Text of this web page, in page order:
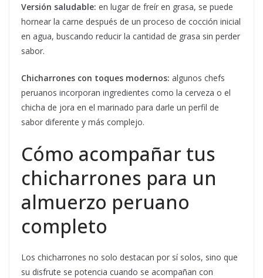
Versión saludable: en lugar de freír en grasa, se puede
hornear la carne después de un proceso de cocción inicial
en agua, buscando reducir la cantidad de grasa sin perder
sabor.
Chicharrones con toques modernos: algunos chefs
peruanos incorporan ingredientes como la cerveza o el
chicha de jora en el marinado para darle un perfil de
sabor diferente y más complejo.
Cómo acompañar tus
chicharrones para un
almuerzo peruano
completo
Los chicharrones no solo destacan por sí solos, sino que
su disfrute se potencia cuando se acompañan con